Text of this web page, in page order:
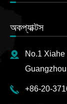
অকপ্যাক্টস
No.1
+86-20-